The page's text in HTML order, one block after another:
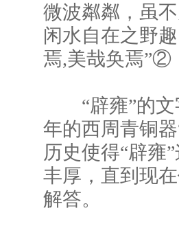
微波粼粼，虽
闲水自在之野
焉,美哉奂焉”②
“辟雍”的文
年的西周青铜
历史使得“辟雍
丰厚，直到现
解答。